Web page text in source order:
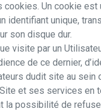
Un cookie est
identifiant unique,
son disque dur.
visite par un
de ce dernier,
dudit site au
et ses services en
la possibilité de